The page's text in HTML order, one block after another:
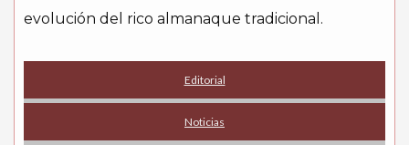
evolución del rico almanaque tradicional.
Editorial
Noticias